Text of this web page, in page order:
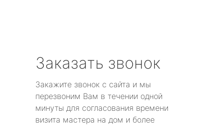
Заказать звонок
Закажите звонок с сайта и мы
перезвоним Вам в течении одной
минуты для согласования времени
визита мастера на дом и более